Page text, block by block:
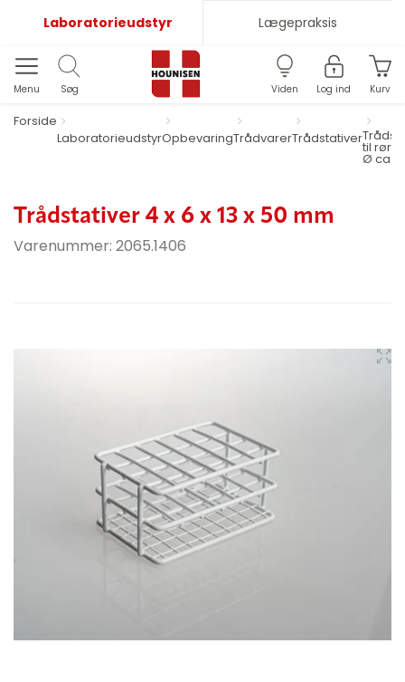
Laboratorieudstyr Lægepraksis
Menu Søg Viden Log ind Kurv
Forside
LaboratorieudstyrOpbevaringTrådvarerTrådstativer
til rør
Ø ca.
Trådstativer 4 x 6 x 13 x 50 mm
Varenummer: 2065.1406